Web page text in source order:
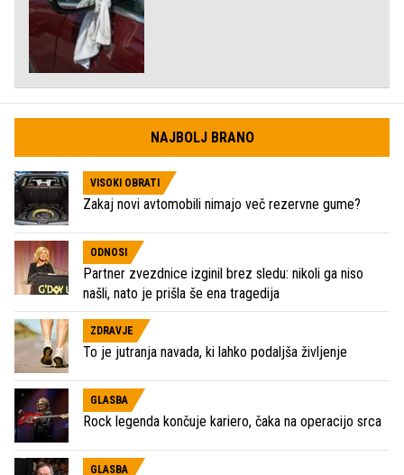
NAJBOLJ BRANO
VISOKI OBRATI
Zakaj novi avtomobili nimajo več rezervne gume?
ODNOSI
Partner zvezdnice izginil brez sledu: nikoli ga niso
našli, nato je prišla še ena tragedija
ZDRAVJE
To je jutranja navada, ki lahko podaljša življenje
GLASBA
Rock legenda končuje kariero, čaka na operacijo srca
GLASBA